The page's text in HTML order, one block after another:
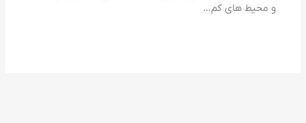
و محیط های کم…